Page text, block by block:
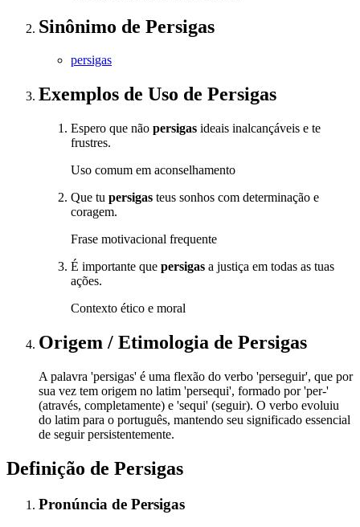
Sinônimo de Persigas
persigas
Exemplos de Uso de Persigas
Espero que não persigas ideais inalcançáveis e te
frustres.
Uso comum em aconselhamento
Que tu persigas teus sonhos com determinação e
coragem.
Frase motivacional frequente
É importante que persigas a justiça em todas as tuas
ações.
Contexto ético e moral
Origem / Etimologia de Persigas
A palavra 'persigas' é uma flexão do verbo 'perseguir', que por
sua vez tem origem no latim 'persequi', formado por 'per-'
(através, completamente) e 'sequi' (seguir). O verbo evoluiu
do latim para o português, mantendo seu significado essencial
de seguir persistentemente.
Definição de Persigas
Pronúncia de Persigas